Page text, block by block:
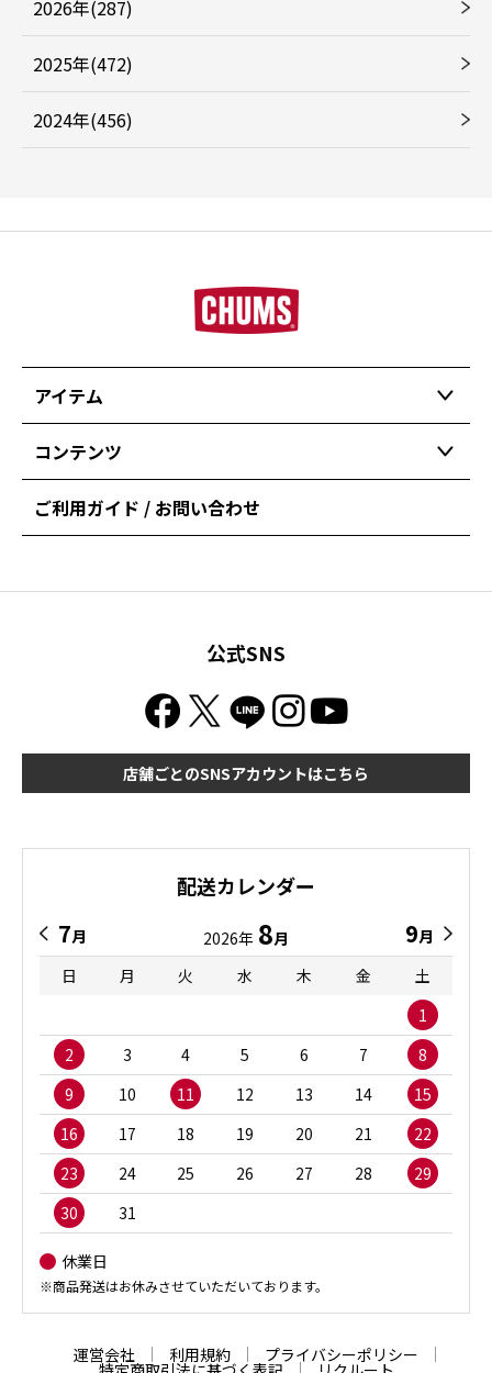
2026年(287)
2025年(472)
2024年(456)
アイテム
コンテンツ
ご利用ガイド / お問い合わせ
公式SNS
店舗ごとのSNSアカウントはこちら
配送カレンダー
7月 2026年 8月 9月
日
月 火 水 木 金
土
1
2
3 4 5 6 7
8
9
10 11 12 13 14
15
16
17 18 19 20 21
22
23
24 25 26 27 28
29
30
31
休業日
※商品発送はお休みさせていただいております。
運営会社 利用規約 プライバシーポリシー